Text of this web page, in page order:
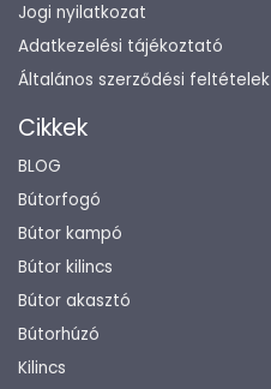
Jogi nyilatkozat
Adatkezelési tájékoztató
Általános szerződési feltételek
Cikkek
BLOG
Bútorfogó
Bútor kampó
Bútor kilincs
Bútor akasztó
Bútorhúzó
Kilincs